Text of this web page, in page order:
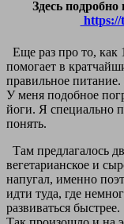
Здесь
https://
Еще раз про то, как
помогает в
правильное
У меня подобное
йоги. Я специально
понять.
Там предлагалось
вегетарианское и
напугал, именно
идти туда, где
развиваться быстрее.